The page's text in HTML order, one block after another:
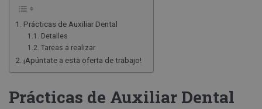
Prácticas de Auxiliar Dental
Detalles
Tareas a realizar
¡Apúntate a esta oferta de trabajo!
Prácticas de Auxiliar Dental